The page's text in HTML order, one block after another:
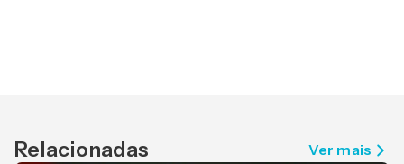
Relacionadas Ver mais